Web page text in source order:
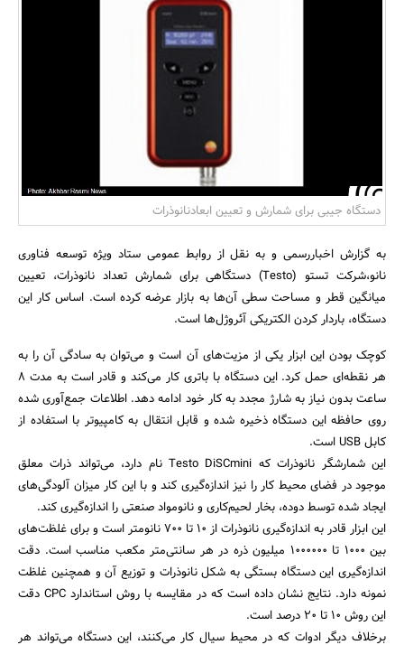
جستجو
دستگاه جیبی برای شمارش و تعیین ابعادنانوذرات
به گزارش اخباررسمی و به نقل از روابط عمومی ستاد ویژه توسعه فناوری
نانو،شرکت تستو (Testo) دستگاهی برای شمارش تعداد نانوذرات، تعیین
میانگین قطر و مساحت سطی آن‌ها به بازار عرضه کرده است. اساس کار این
دستگاه، باردار کردن الکتریکی آئروژل‌ها است.
کوچک بودن این ابزار یکی از مزیت‌های آن است و می‌توان به سادگی آن را به
هر نقطه‌ای حمل کرد. این دستگاه با باتری کار می‌کند و قادر است به مدت 8
ساعت بدون نیاز به شارژ مجدد به کار خود ادامه دهد. اطلاعات جمع‌آوری شده
روی حافظه این دستگاه ذخیره شده و قابل انتقال به کامپیوتر با استفاده از
کابل USB است.
این شمارشگر نانوذرات که Testo DiSCmini نام دارد، می‌تواند ذرات معلق
موجود در فضای محیط کار را نیز اندازه‌گیری کند و با این کار میزان آلودگی‌های
ایجاد شده توسط دوده‌، بخار لحیم‌کاری و نانومواد صنعتی را اندازه‌گیری کند.
این ابزار قادر به اندازه‌گیری نانوذرات از 10 تا 700 نانومتر است و برای غلظت‌های
بین 1000 تا 1000000 میلیون ذره در هر سانتی‌متر مکعب مناسب است. دقت
اندازه‌گیری این دستگاه بستگی به شکل نانوذرات و توزیع آن و همچنین غلظت
نمونه دارد. نتایج نشان داده است که در مقایسه با روش‌ استاندارد CPC دقت
این روش 10 تا 20 درصد است.
برخلاف دیگر ادوات که در محیط سیال کار می‌کنند، این دستگاه می‌تواند هر